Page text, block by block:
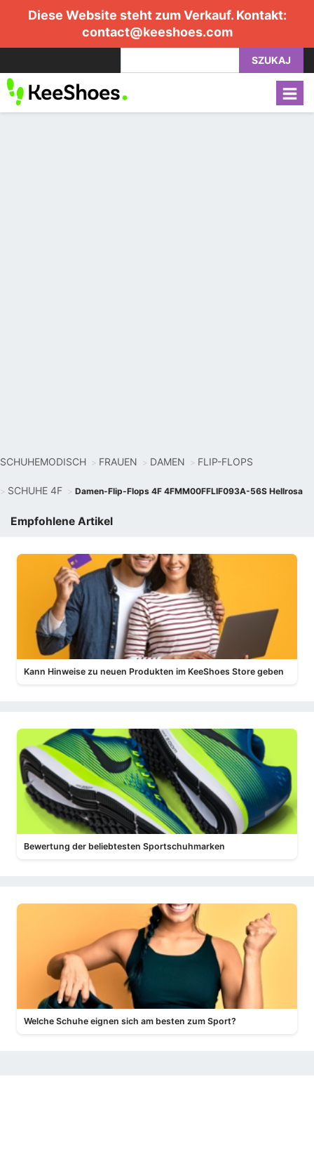
Diese Website steht zum Verkauf. Kontakt:
contact@keeshoes.com
SZUKAJ
SCHUHEMODISCH FRAUEN DAMEN FLIP-FLOPS
SCHUHE 4F Damen-Flip-Flops 4F 4FMM00FFLIF093A-56S Hellrosa
Empfohlene Artikel
Kann Hinweise zu neuen Produkten im KeeShoes Store geben
Bewertung der beliebtesten Sportschuhmarken
Welche Schuhe eignen sich am besten zum Sport?